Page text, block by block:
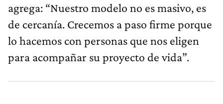
agrega: “Nuestro modelo no es masivo, es
de cercanía. Crecemos a paso firme porque
lo hacemos con personas que nos eligen
para acompañar su proyecto de vida”.